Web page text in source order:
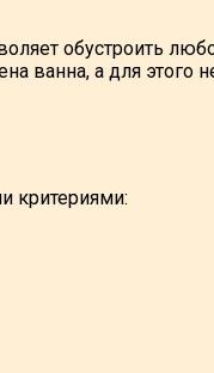
обустроить
ванна, а для этого
критериями: